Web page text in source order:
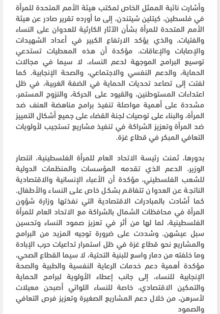
وأشارت نائبة الممثل الخاص لمكتب هيئة الأمم المتحدة للمرأة
في فلسطين، كيتلين شيتندن، إلى ما أورده تقرير صادر عن هيئة
الأمم المتحدة للمرأة بشأن الآثار الكارثية للعدوان على النساء
والفتيات، والذي يؤكد الارتفاع الكبير في أعداد الشهيدات
والإصابات والإعاقات، مؤكدة أن هذه المعطيات تستدعي
توسيع البرامج الموجهة لدعم النساء، لا سيما في مجالات
الحماية، والدعم النفسي والاجتماعي، والصحة الإنجابية. كما
لفتت إلى تصاعد تحديات الحماية في الضفة الغربية، في ظل
اعتداءات المستوطنين، والقيود على الحركة، والنزوح المستمر،
مشددة على أهمية مواصلة تنفيذ برامج مناهضة العنف ضد
المرأة، والبناء على توصيات لجنة القضاء على جميع أشكال التمييز
ضد المرأة وتعزيز الشراكة في تنفيذ مشاريع تستجيب لأولويات
التعافي المبكر في قطاع غزة.
بدورها، ثمنت رئيسة الاتحاد العام للمرأة الفلسطينية، انتصار
الوزير، الدعم الذي تقدمه المؤسسات والمنظمات الدولية
للشعب الفلسطيني، مؤكدة أن الأعباء الإنسانية والاقتصادية
الناتجة عن العدوان تتفاقم بشكل خاص على النساء والأطفال.
كما أشادت بالمبادرات الاقتصادية التي نفذتها وزارة شؤون
المرأة في محافظات الشمال بالشراكة مع الاتحاد العام للمرأة
الفلسطينية، لما لها من أثر في تعزيز صمود النساء وتحسين
سبل عيشهن. وشددت على ضرورة توجيه المزيد من البرامج
والمشاريع نحو قطاع غزة في ظل استمرار تداعيات حرب الإبادة
وما خلفته من دمار واسع للبنية التحتية، لا سيما القطاع الصحي،
مؤكدة أهمية دعم خدمات الرعاية النفسية والطبية والصحة
الإنجابية للنساء، إلى جانب إعطاء الأولوية لبرامج الحماية
والتمكين الاقتصادي، خاصة للنساء اللواتي أصبحن معيلات
لأسرهن، من خلال دعم المشاريع الصغيرة وتعزيز فرص التعافي
والصمود